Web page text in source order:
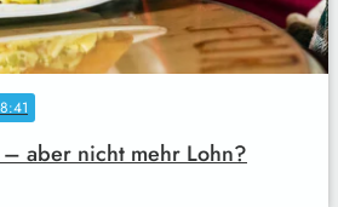
aber nicht mehr Lohn?